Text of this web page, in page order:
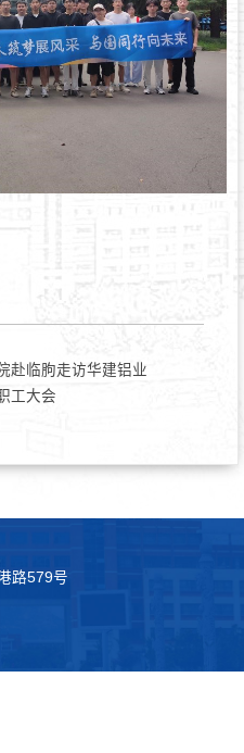
赴临朐走访华建铝业
工大会
路579号